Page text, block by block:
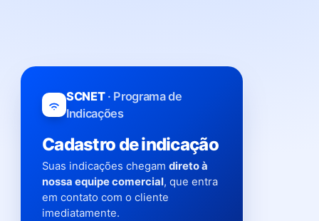
SCNET · Programa de
Indicações
Cadastro de indicação
Suas indicações chegam direto à
nossa equipe comercial, que entra
em contato com o cliente
imediatamente.